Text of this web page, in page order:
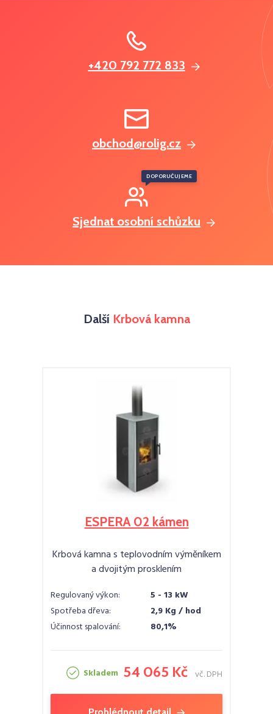
+420 792 772 833
obchod@rolig.cz
Sjednat osobní schůzku
DOPORUČUJEME
Další Krbová kamna
ESPERA 02 kámen
Krbová kamna s teplovodním výměníkem
a dvojitým prosklením
Regulovaný výkon:
5 - 13 kW
Spotřeba dřeva:
2,9 Kg / hod
Účinnost spalování:
80,1%
Skladem 54 065 Kč vč. DPH